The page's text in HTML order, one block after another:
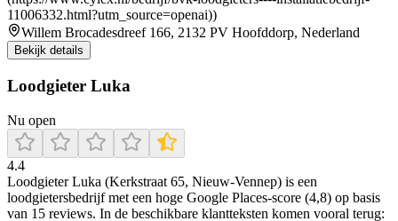
11006332.html?utm_source=openai))
Willem Brocadesdreef 166, 2132 PV Hoofddorp, Nederland
Bekijk details
Loodgieter Luka
Nu open
4.4
Loodgieter Luka (Kerkstraat 65, Nieuw-Vennep) is een
loodgietersbedrijf met een hoge Google Places-score (4,8) op basis
van 15 reviews. In de beschikbare klantteksten komen vooral terug: